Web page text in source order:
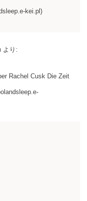
kei.pl)
より:
Rachel Cusk Die Zeit